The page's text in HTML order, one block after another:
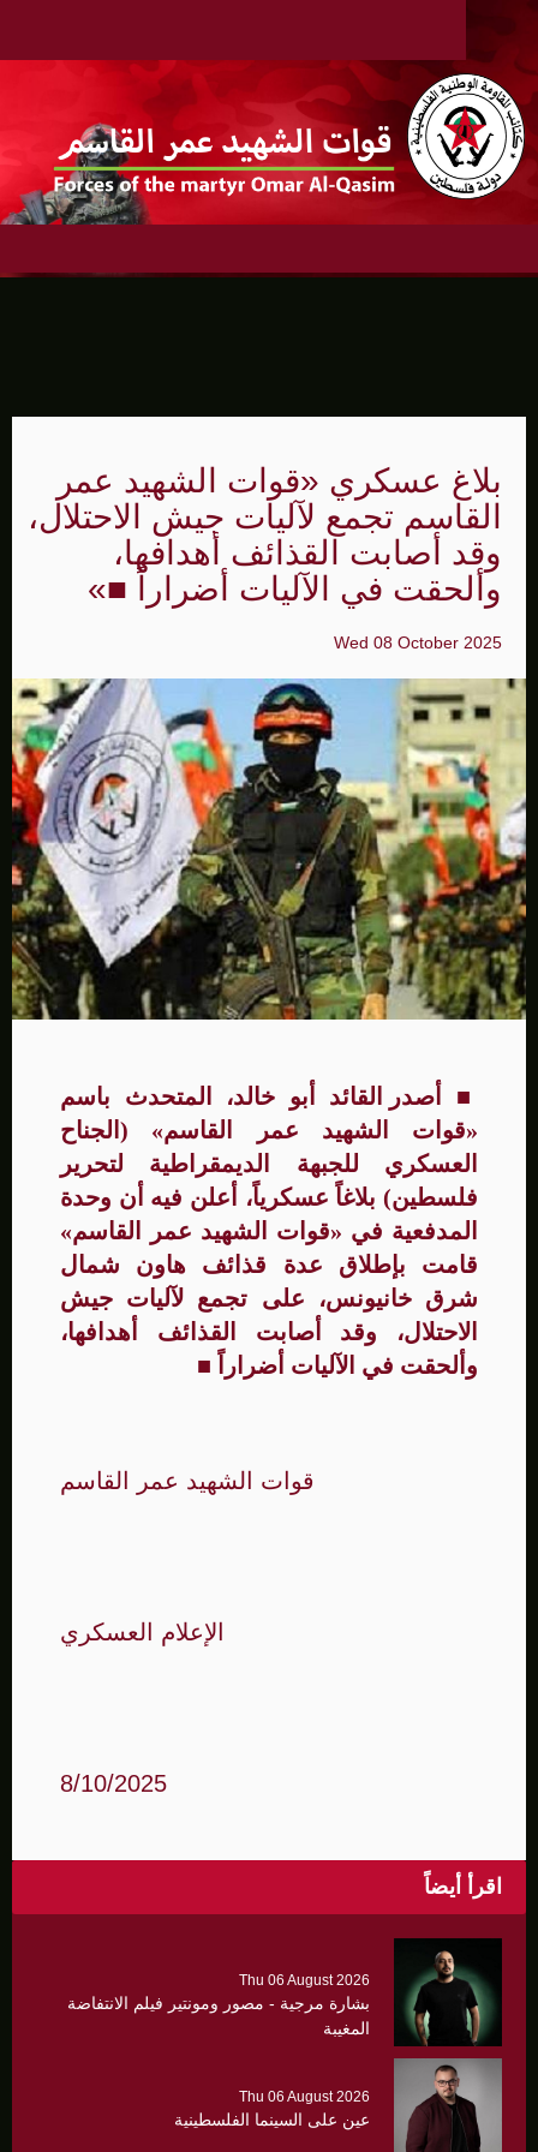
بلاغ عسكري «قوات الشهيد عمر
القاسم تجمع لآليات جيش الاحتلال،
وقد أصابت القذائف أهدافها،
وألحقت في الآليات أضراراً ■»
Wed 08 October 2025
■
أصدر القائد أبو خالد، المتحدث باسم
«قوات الشهيد عمر القاسم»
(الجناح
العسكري للجبهة الديمقراطية لتحرير
فلسطين)بلاغاً عسكرياً، أعلن فيه أن وحدة
المدفعية في «قوات الشهيد عمر القاسم»
قامت بإطلاق عدة قذائف هاون شمال
شرق خانيونس، على تجمع لآليات جيش
الاحتلال، وقد أصابت القذائف أهدافها،
وألحقت في الآليات أضراراً ■
قوات الشهيد عمر القاسم
الإعلام العسكري
8/10/2025
اقرأ أيضاً
Thu 06 August 2026
بشارة مرجية - مصور ومونتير فيلم الانتفاضة
المغيبة
Thu 06 August 2026
عين على السينما الفلسطينية